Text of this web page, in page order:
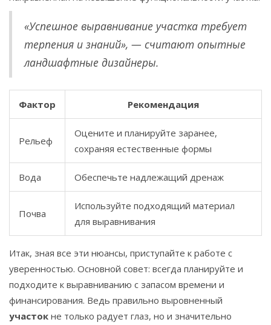
«Успешное выравнивание участка требует
терпения и знаний», — считают опытные
ландшафтные дизайнеры.
Фактор Рекомендация
Рельеф
Оцените и планируйте заранее,
сохраняя естественные формы
Вода Обеспечьте надлежащий дренаж
Почва
Используйте подходящий материал
для выравнивания
Итак, зная все эти нюансы, приступайте к работе с
уверенностью. Основной совет: всегда планируйте и
подходите к выравниванию с запасом времени и
финансирования. Ведь правильно выровненный
участок не только радует глаз, но и значительно